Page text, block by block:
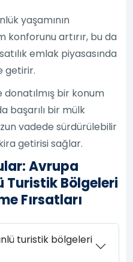
yaşamının
konforunu artırır, bu da
emlak piyasasında
getirir.
bir konum
başarılı bir mülk
vadede sürdürülebilir
getirisi sağlar.
Avrupa
Turistik Bölgeleri
Fırsatları
turistik bölgeleri